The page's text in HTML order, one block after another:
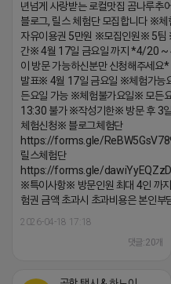
년넘게 사랑받는 로컬맛집 곰나루추
블로그, 릴스 체험단 모집합니다 ※
자유이용권 5만원 ※모집인원※ 5팀
간※ 4월 17일 금요일 까지 *4/20 ~
이 방문 가능하신분만 신청해주세요*
발표※ 4월 17일 금요일 ※체험가능
든요일 가능 ※체험불가요일※ 모든
13:30 불가 ※작성기한※ 방문 후 3일
체험신청※ 블로그체험단
https://forms.gle/
릴스체험단
https://forms.gle/
※특이사항※ 방문인원 최대 4인 까
험권 금액 초과시 초과비용은 본인부
2026-04-18 17:18
댓글:20개